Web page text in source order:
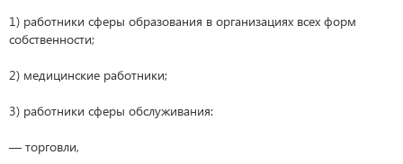
1) работники сферы образования в организациях всех форм
собственности;
2) медицинские работники;
3) работники сферы обслуживания:
— торговли,